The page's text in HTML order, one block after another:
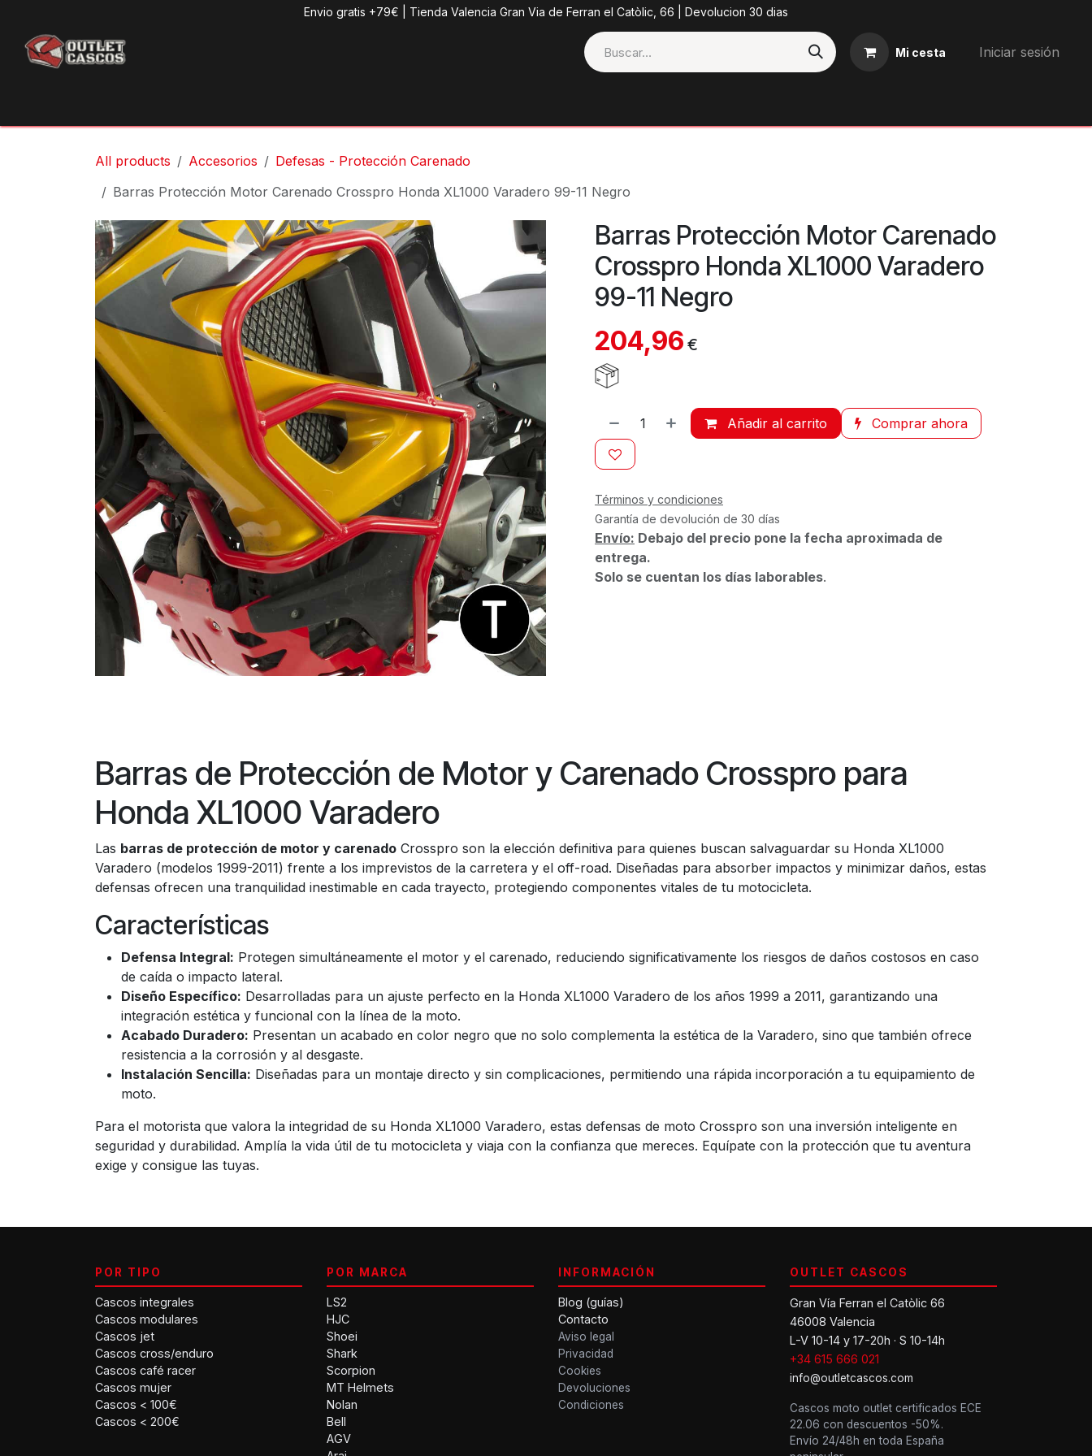
Envio gratis +79€ | Tienda Valencia Gran Via de Ferran el Catòlic, 66 | Devolucion 30 dias
Mi cesta Iniciar sesión
All products Accesorios
Defesas - Protección Carenado
Barras Protección Motor Carenado Crosspro Honda XL1000 Varadero 99-11 Negro
Barras Protección Motor Carenado
Crosspro Honda XL1000 Varadero
99-11 Negro
204,96 €
Añadir al carrito Comprar ahora
Términos y condiciones
Garantía de devolución de 30 días
Envío: Debajo del precio pone la fecha aproximada de
entrega.
Solo se cuentan los días laborables.
Barras de Protección de Motor y Carenado Crosspro para
Honda XL1000 Varadero
Las barras de protección de motor y carenado Crosspro son la elección definitiva para quienes buscan salvaguardar su Honda XL1000
Varadero (modelos 1999-2011) frente a los imprevistos de la carretera y el off-road. Diseñadas para absorber impactos y minimizar daños, estas
defensas ofrecen una tranquilidad inestimable en cada trayecto, protegiendo componentes vitales de tu motocicleta.
Características
Defensa Integral: Protegen simultáneamente el motor y el carenado, reduciendo significativamente los riesgos de daños costosos en caso
de caída o impacto lateral.
Diseño Específico: Desarrolladas para un ajuste perfecto en la Honda XL1000 Varadero de los años 1999 a 2011, garantizando una
integración estética y funcional con la línea de la moto.
Acabado Duradero: Presentan un acabado en color negro que no solo complementa la estética de la Varadero, sino que también ofrece
resistencia a la corrosión y al desgaste.
Instalación Sencilla: Diseñadas para un montaje directo y sin complicaciones, permitiendo una rápida incorporación a tu equipamiento de
moto.
Para el motorista que valora la integridad de su Honda XL1000 Varadero, estas defensas de moto Crosspro son una inversión inteligente en
seguridad y durabilidad. Amplía la vida útil de tu motocicleta y viaja con la confianza que mereces. Equípate con la protección que tu aventura
exige y consigue las tuyas.
POR TIPO
Cascos integrales
Cascos modulares
Cascos jet
Cascos cross/enduro
Cascos café racer
Cascos mujer
Cascos < 100€
Cascos < 200€
POR MARCA
LS2
HJC
Shoei
Shark
Scorpion
MT Helmets
Nolan
Bell
AGV
INFORMACIÓN
Blog (guías)
Contacto
Aviso legal
Privacidad
Cookies
Devoluciones
Condiciones
OUTLET CASCOS
Gran Vía Ferran el Catòlic 66
46008 Valencia
L-V 10-14 y 17-20h · S 10-14h
+34 615 666 021
info@outletcascos.com
Cascos moto outlet certificados ECE
22.06 con descuentos -50%.
Envío 24/48h en toda España